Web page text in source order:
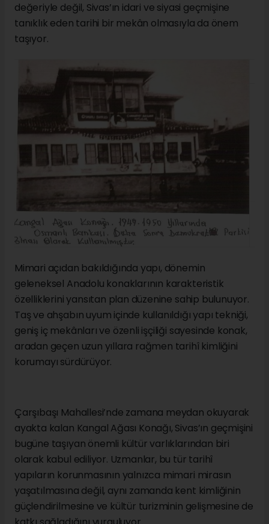
değeriyle değil, Sivas’ın idari ve siyasi geçmişine
tanıklık eden tarihi bir mekân olmasıyla da önem
taşıyor.
Mimari açıdan bakıldığında yapı, dönemin
geleneksel Anadolu konaklarının karakteristik
özelliklerini yansıtan plan düzenine sahip bulunuyor.
Taş ve ahşabın uyum içinde kullanıldığı yapı tekniği,
geniş iç mekânları ve özenli işçiliği sayesinde konak,
aradan geçen uzun yıllara rağmen tarihî kimliğini
korumayı sürdürüyor.
Çarşıbaşı Mahallesi’nde zamana meydan okuyarak
ayakta kalan Kangal Ağası Konağı, Sivas’ın geçmişini
bugüne taşıyan önemli kültür varlıklarından biri
olarak kabul ediliyor. Uzmanlar, bu tür tarihî
yapıların korunmasının yalnızca mimari mirasın
yaşatılmasına değil, aynı zamanda kent kimliğinin
güçlendirilmesine ve kültür turizminin gelişmesine de